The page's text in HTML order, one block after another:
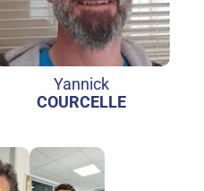
Yannick
COURCELLE